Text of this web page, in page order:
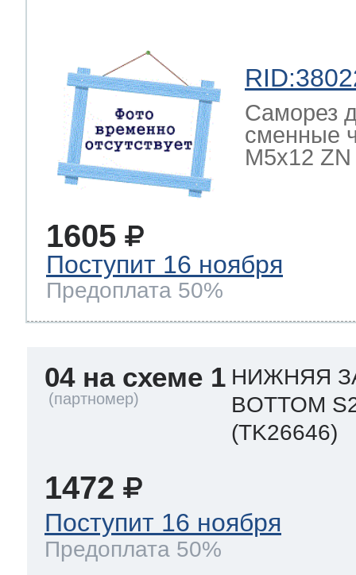
Саморез
сменные
M5x12
1605
Поступит 16 ноября
Предоплата 50%
04 на схеме 1 НИЖНЯЯ
BOTTOM
(TK26646)
1472
Поступит 16 ноября
Предоплата 50%